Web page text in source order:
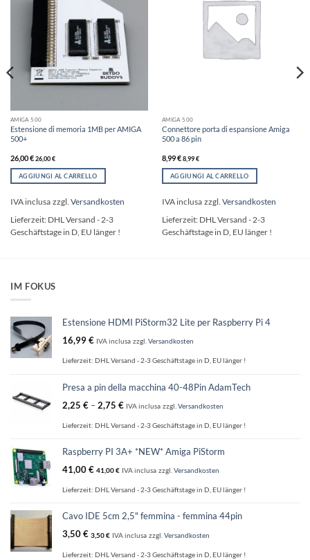
AMIGA 500
Estensione di memoria 1MB per AMIGA
500+
26,00€ 26,00€
AGGIUNGI AL CARRELLO
IVA inclusa zzgl. Versandkosten
Lieferzeit: DHL Versand - 2-3
Geschäftstage in D, EU länger !
AMIGA 500
Connettore porta di espansione Amiga
500 a 86 pin
8,99€ 8,99€
AGGIUNGI AL CARRELLO
IVA inclusa zzgl. Versandkosten
Lieferzeit: DHL Versand - 2-3
Geschäftstage in D, EU länger !
IM FOKUS
Estensione HDMI PiStorm32 Lite per Raspberry Pi 4
16,99€ IVA inclusa zzgl. Versandkosten
Lieferzeit: DHL Versand - 2-3 Geschäftstage in D, EU länger !
Presa a pin della macchina 40-48Pin AdamTech
2,25 € –2,75 € IVA inclusa zzgl. Versandkosten
Lieferzeit: DHL Versand - 2-3 Geschäftstage in D, EU länger !
Raspberry PI 3A+ *NEW* Amiga PiStorm
41,00€ 41,00€ IVA inclusa zzgl. Versandkosten
Lieferzeit: DHL Versand - 2-3 Geschäftstage in D, EU länger !
Cavo IDE 5cm 2,5" femmina - femmina 44pin
3,50€ 3,50€ IVA inclusa zzgl. Versandkosten
Lieferzeit: DHL Versand - 2-3 Geschäftstage in D, EU länger !